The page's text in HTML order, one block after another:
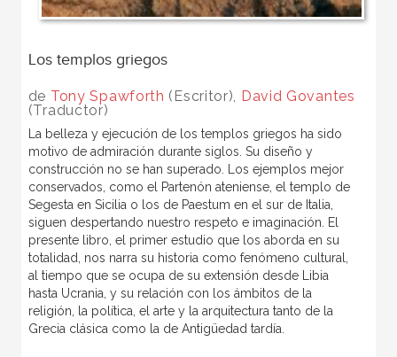
Los templos griegos
de Tony Spawforth (Escritor), David Govantes
(Traductor)
La belleza y ejecución de los templos griegos ha sido
motivo de admiración durante siglos. Su diseño y
construcción no se han superado. Los ejemplos mejor
conservados, como el Partenón ateniense, el templo de
Segesta en Sicilia o los de Paestum en el sur de Italia,
siguen despertando nuestro respeto e imaginación. El
presente libro, el primer estudio que los aborda en su
totalidad, nos narra su historia como fenómeno cultural,
al tiempo que se ocupa de su extensión desde Libia
hasta Ucrania, y su relación con los ámbitos de la
religión, la política, el arte y la arquitectura tanto de la
Grecia clásica como la de Antigüedad tardía.